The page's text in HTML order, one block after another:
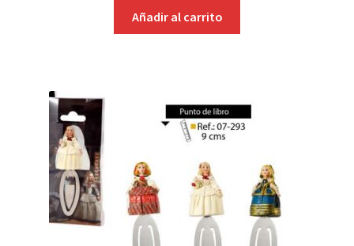
Añadir al carrito